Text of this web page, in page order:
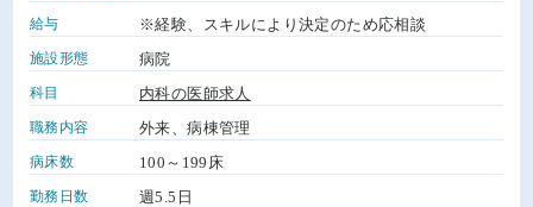
給与 ※経験、スキルにより決定のため応相談
施設形態 病院
科目 内科の医師求人
職務内容 外来、病棟管理
病床数 100～199床
勤務日数 週5.5日